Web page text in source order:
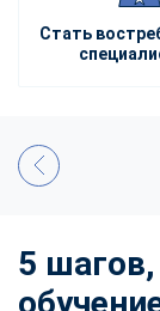
Стать
5